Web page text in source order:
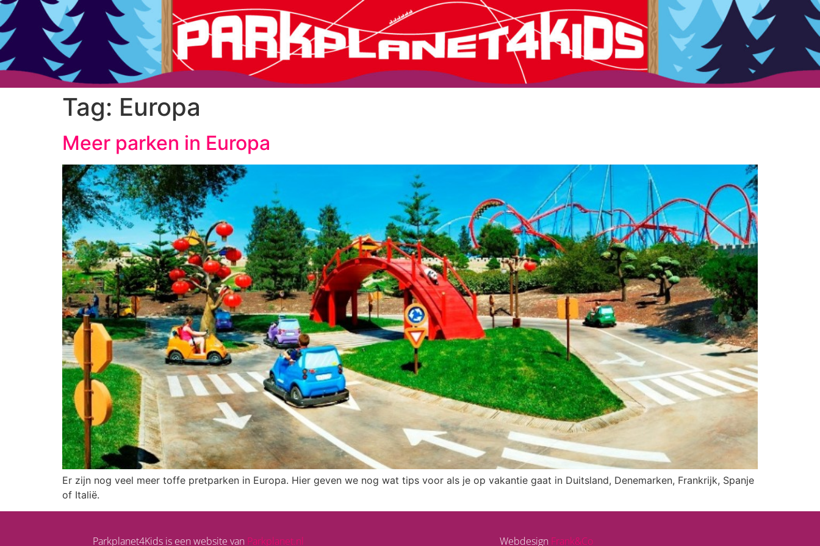
Tag: Europa
Meer parken in Europa
Er zijn nog veel meer toffe pretparken in Europa. Hier geven we nog wat tips voor als je op vakantie gaat in Duitsland, Denemarken, Frankrijk, Spanje
of Italië.
Parkplanet4Kids is een website van Parkplanet.nl Webdesign Frank&Co